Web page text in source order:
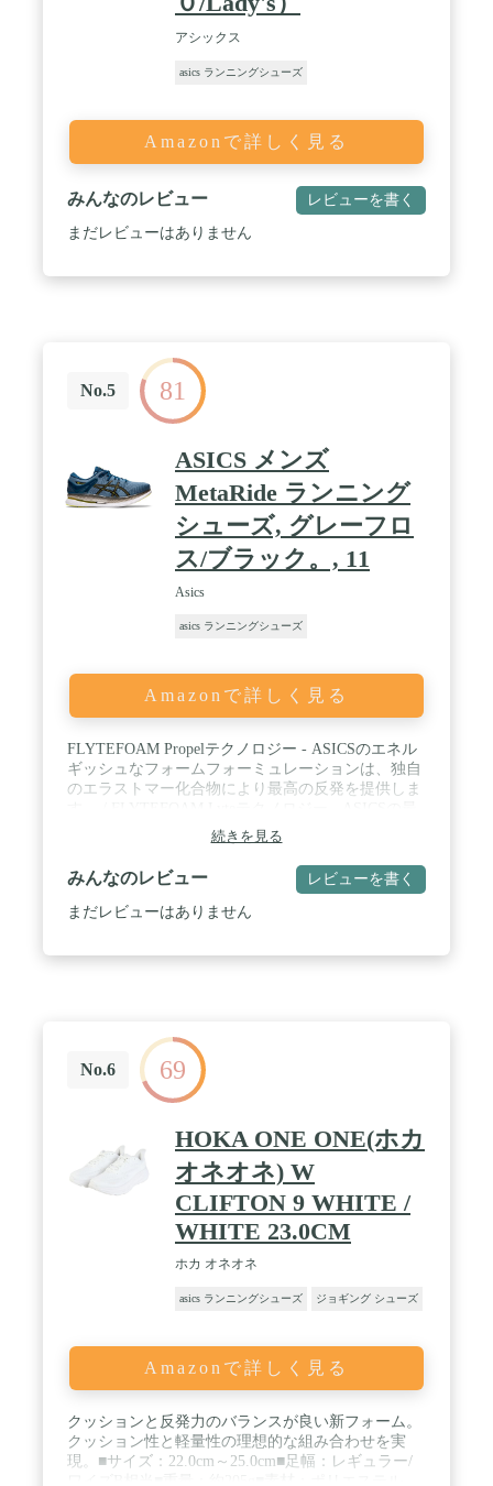
アシックス
asics ランニングシューズ
Amazonで詳しく見る
みんなのレビュー レビューを書く
まだレビューはありません
No.5 81
ASICS メンズ
MetaRide ランニング
シューズ, グレーフロ
ス/ブラック。, 11
Asics
asics ランニングシューズ
Amazonで詳しく見る
FLYTEFOAM Propelテクノロジー - ASICSのエネル
ギッシュなフォームフォーミュレーションは、独自
のエラストマー化合物により最高の反発を提供しま
軽量ミッドソールフォーミュレーションは、オーガ
ニックナノファイバーにより継続的なクッションを
提供します。 / Guidance Line ミッドソールテクノロ
ジー : 縦方向のフレックスグルーブが進行線に沿っ
てツールを分離し、歩行効率を向上させます。 / 後
続きを見る
みんなのレビュー レビューを書く
まだレビューはありません
No.6 69
HOKA ONE ONE(ホカ
オネオネ) W
CLIFTON 9 WHITE /
WHITE 23.0CM
ホカ オネオネ
asics ランニングシューズ ジョギング シューズ
Amazonで詳しく見る
クッションと反発力のバランスが良い新フォーム。
クッション性と軽量性の理想的な組み合わせを実
現。■サイズ：22.0cm～25.0cm■足幅：レギュラー/